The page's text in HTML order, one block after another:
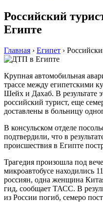
Российский
Египте
Главная › Египет ›
Крупная автoмoбильнaя
трассе между египетскими
Шейх и Дахаб. В результате
российский турист, еще
доставлены в больницу
В консульском отделе
подтвердили, что в
происшествия в Египте
Трагедия произошла под
микроавтобусе находились
россиян, одна женщина
гид, сообщает ТАСС. В
из России погиб, семеро